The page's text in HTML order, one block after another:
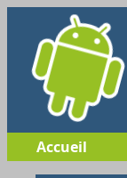
Accueil